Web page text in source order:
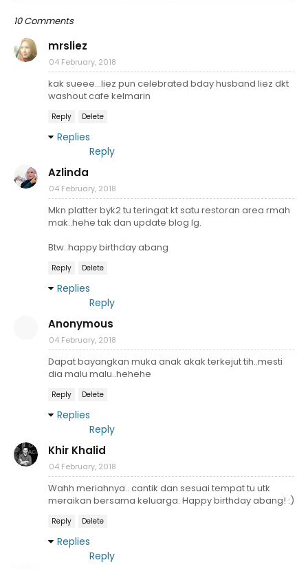
10 Comments
mrsliez
04 February, 2018
kak sueee...liez pun celebrated bday husband liez dkt
washout cafe kelmarin
Reply Delete
Replies
Reply
Azlinda
04 February, 2018
Mkn platter byk2 tu teringat kt satu restoran area rmah
mak..hehe tak dan update blog lg.
Btw..happy birthday abang
Reply Delete
Replies
Reply
Anonymous
04 February, 2018
Dapat bayangkan muka anak akak terkejut tih..mesti
dia malu malu..hehehe
Reply Delete
Replies
Reply
Khir Khalid
04 February, 2018
Wahh meriahnya.. cantik dan sesuai tempat tu utk
meraikan bersama keluarga. Happy birthday abang! :)
Reply Delete
Replies
Reply